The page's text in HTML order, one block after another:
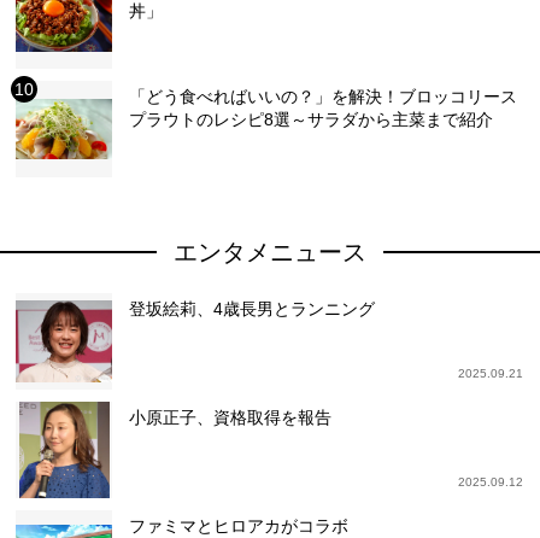
丼」
「どう食べればいいの？」を解決！ブロッコリース
プラウトのレシピ8選～サラダから主菜まで紹介
エンタメニュース
登坂絵莉、4歳長男とランニング
2025.09.21
小原正子、資格取得を報告
2025.09.12
ファミマとヒロアカがコラボ